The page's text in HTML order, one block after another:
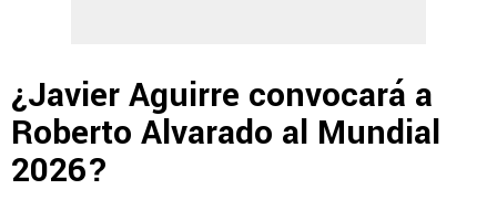
¿Javier Aguirre convocará a
Roberto Alvarado al Mundial
2026?